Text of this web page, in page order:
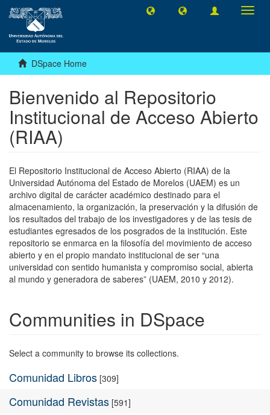
DSpace Home
Bienvenido al Repositorio
Institucional de Acceso Abierto
(RIAA)
El Repositorio Institucional de Acceso Abierto (RIAA) de la
Universidad Autónoma del Estado de Morelos (UAEM) es un
archivo digital de carácter académico destinado para el
almacenamiento, la organización, la preservación y la difusión de
los resultados del trabajo de los investigadores y de las tesis de
estudiantes egresados de los posgrados de la institución. Este
repositorio se enmarca en la filosofía del movimiento de acceso
abierto y en el propio mandato institucional de ser “una
universidad con sentido humanista y compromiso social, abierta
al mundo y generadora de saberes” (UAEM, 2010 y 2012).
Communities in DSpace
Select a community to browse its collections.
Comunidad Libros [309]
Comunidad Revistas [591]